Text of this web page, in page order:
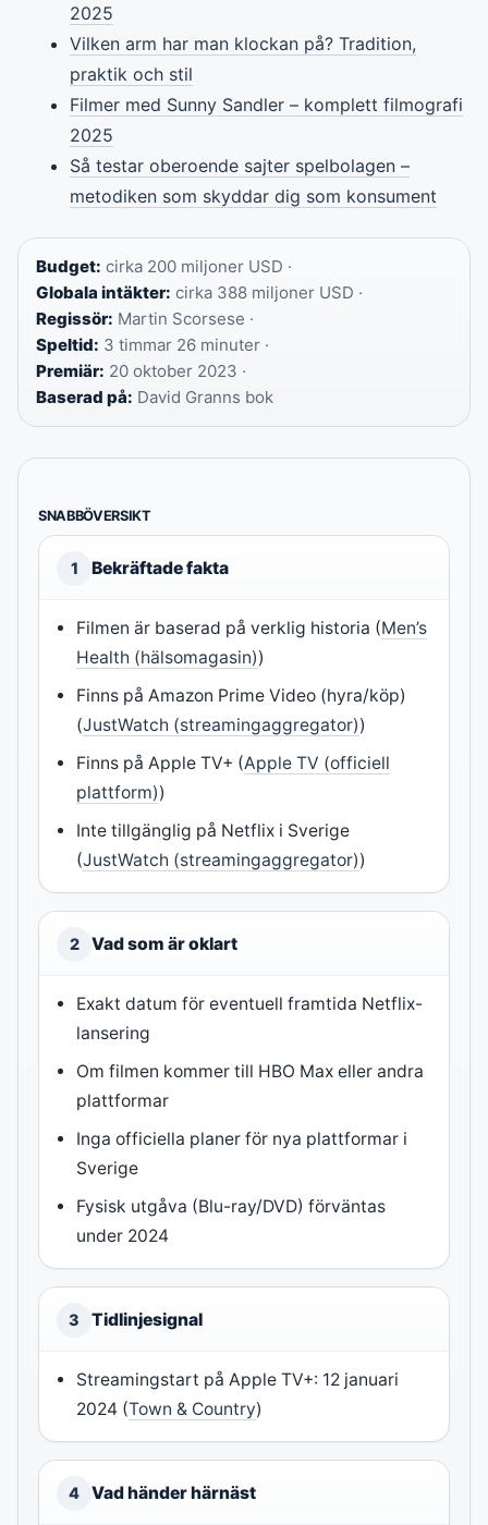
2025
Vilken arm har man klockan på? Tradition,
praktik och stil
Filmer med Sunny Sandler – komplett filmografi
2025
Så testar oberoende sajter spelbolagen –
metodiken som skyddar dig som konsument
Budget: cirka 200 miljoner USD ·
Globala intäkter: cirka 388 miljoner USD ·
Regissör: Martin Scorsese ·
Speltid: 3 timmar 26 minuter ·
Premiär: 20 oktober 2023 ·
Baserad på: David Granns bok
SNABBÖVERSIKT
1 Bekräftade fakta
Filmen är baserad på verklig historia (Men’s
Health (hälsomagasin))
Finns på Amazon Prime Video (hyra/köp)
(JustWatch (streamingaggregator))
Finns på Apple TV+ (Apple TV (officiell
plattform))
Inte tillgänglig på Netflix i Sverige
(JustWatch (streamingaggregator))
2 Vad som är oklart
Exakt datum för eventuell framtida Netflix-
lansering
Om filmen kommer till HBO Max eller andra
plattformar
Inga officiella planer för nya plattformar i
Sverige
Fysisk utgåva (Blu-ray/DVD) förväntas
under 2024
3 Tidlinjesignal
Streamingstart på Apple TV+: 12 januari
2024 (Town & Country)
4 Vad händer härnäst